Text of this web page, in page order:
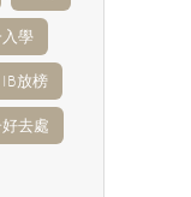
學
IB放榜
去處